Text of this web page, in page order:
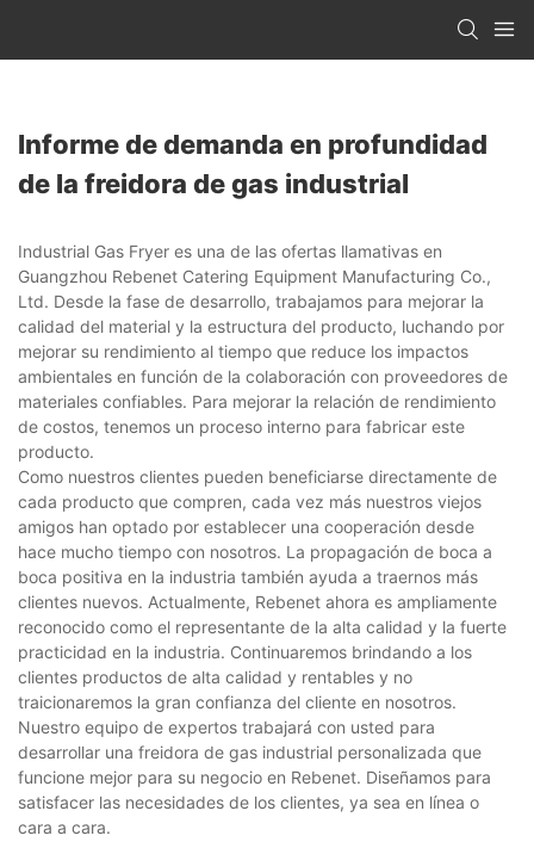
Informe de demanda en profundidad
de la freidora de gas industrial
Industrial Gas Fryer es una de las ofertas llamativas en
Guangzhou Rebenet Catering Equipment Manufacturing Co.,
Ltd. Desde la fase de desarrollo, trabajamos para mejorar la
calidad del material y la estructura del producto, luchando por
mejorar su rendimiento al tiempo que reduce los impactos
ambientales en función de la colaboración con proveedores de
materiales confiables. Para mejorar la relación de rendimiento
de costos, tenemos un proceso interno para fabricar este
producto.
Como nuestros clientes pueden beneficiarse directamente de
cada producto que compren, cada vez más nuestros viejos
amigos han optado por establecer una cooperación desde
hace mucho tiempo con nosotros. La propagación de boca a
boca positiva en la industria también ayuda a traernos más
clientes nuevos. Actualmente, Rebenet ahora es ampliamente
reconocido como el representante de la alta calidad y la fuerte
practicidad en la industria. Continuaremos brindando a los
clientes productos de alta calidad y rentables y no
traicionaremos la gran confianza del cliente en nosotros.
Nuestro equipo de expertos trabajará con usted para
desarrollar una freidora de gas industrial personalizada que
funcione mejor para su negocio en Rebenet. Diseñamos para
satisfacer las necesidades de los clientes, ya sea en línea o
cara a cara.